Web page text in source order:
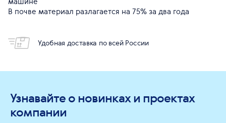
В почве материал разлагается на 75% за два года
Удобная доставка по всей России
Узнавайте о новинках и проектах
компании